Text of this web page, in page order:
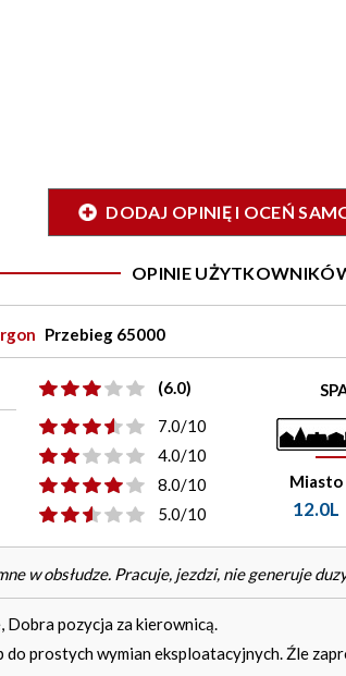
DODAJ OPINIĘ I OCEŃ
OPINIE
Przebieg 65000
(6.0)
7.0/10
4.0/10
8.0/10
5.0/10
Miasto
12.0L
w obsłudze. Pracuje, jezdzi, nie generuje
Dobra pozycja za kierownicą.
do prostych wymian eksploatacyjnych. Źle